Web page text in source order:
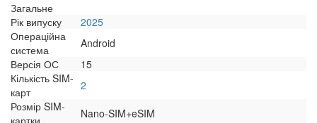
Загальне
Рік випуску
2025
Операційна
система
Android
Версія ОС
15
Кількість SIM-
карт
2
Розмір SIM-
Nano-SIM+eSIM